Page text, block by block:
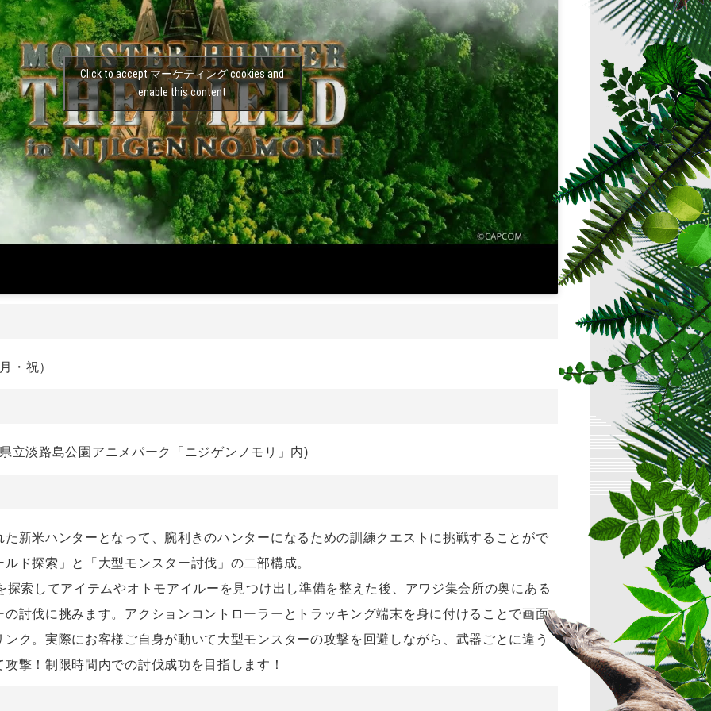
Click to accept マーケティング cookies and
enable this content
・祝）
立淡路島公園アニメパーク「ニジゲンノモリ」内)
新米ハンターとなって、腕利きのハンターになるための訓練クエストに挑戦することがで
ド探索」と「大型モンスター討伐」の二部構成。
索してアイテムやオトモアイルーを見つけ出し準備を整えた後、アワジ集会所の奥にある
討伐に挑みます。アクションコントローラーとトラッキング端末を身に付けることで画面
ク。実際にお客様ご自身が動いて大型モンスターの攻撃を回避しながら、武器ごとに違う
撃！制限時間内での討伐成功を目指します！